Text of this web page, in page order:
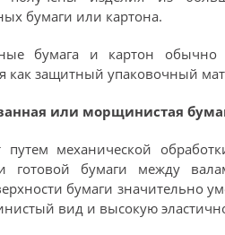
бумаги или картона.
бумага и картон
как защитный упаковочный
или морщинистая
путем механической
готовой бумаги между
бумаги значительно
вид и высокую